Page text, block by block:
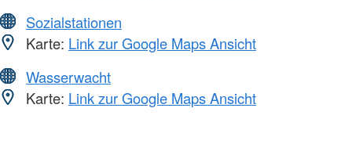
Sozialstationen
Karte: Link zur Google Maps Ansicht
Wasserwacht
Karte: Link zur Google Maps Ansicht